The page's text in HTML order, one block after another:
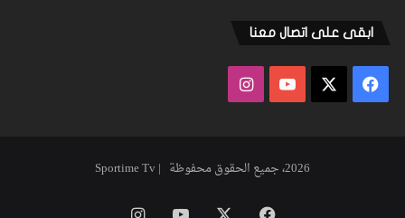
ابقى على اتصال معنا
فيسبوك ‫YouTubeانستقرام
2026، جميع الحقوق محفوظة | Sportime Tv